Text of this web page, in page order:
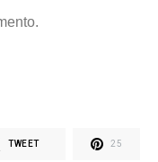
TWEET 25